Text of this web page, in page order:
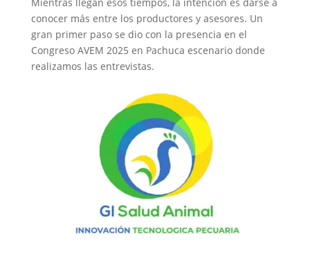
conocer más entre los productores y asesores. Un
gran primer paso se dio con la presencia en el
Congreso AVEM 2025 en Pachuca escenario donde
realizamos las entrevistas.